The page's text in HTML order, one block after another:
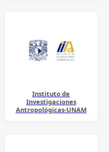
Instituto de
Investigaciones
Antropológicas-UNAM